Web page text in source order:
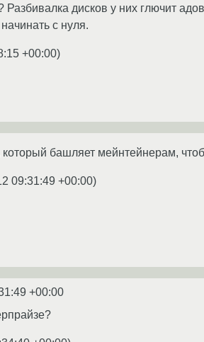
дисков у них глючит
с нуля.
+00:00)
который башляет мейнтейнерам,
09:31:49 +00:00)
+00:00